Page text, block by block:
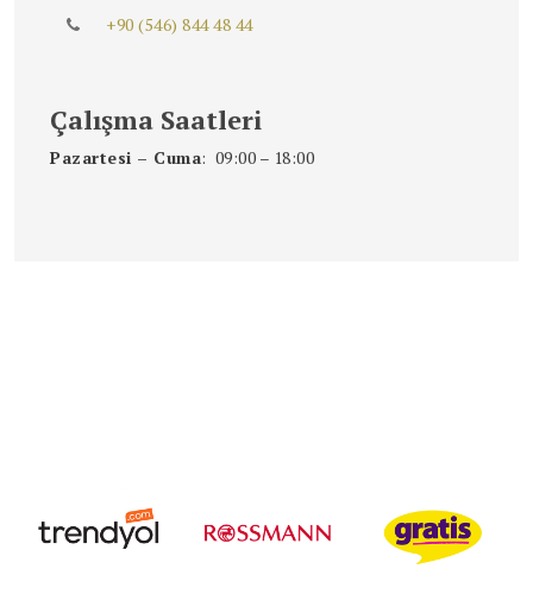
+90 (546) 844 48 44
Çalışma Saatleri
Pazartesi – Cuma: 09:00 – 18:00